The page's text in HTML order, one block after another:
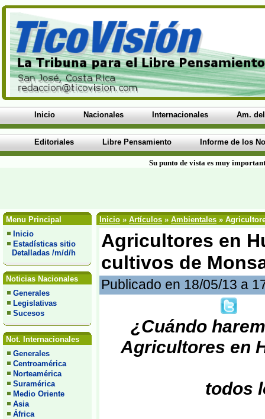
Inicio Nacionales Internacionales Am.
Editoriales Libre Pensamiento Informe de los
Su punto de vista es muy
Menu Principal
Inicio
Estadísticas sitio
Detalladas /m/d/h
Noticias Nacionales
Generales
Legislativas
Sucesos
Not. Internacionales
Generales
Centroamérica
Norteamérica
Suramérica
Medio Oriente
Asia
África
Inicio » Artículos » Ambientales »
Agricultores en
cultivos de
Publicado en 18/05/13 a
¿Cuándo
Agricultores en
todos